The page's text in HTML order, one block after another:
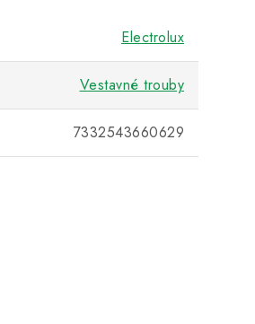
Electrolux
Vestavné trouby
7332543660629